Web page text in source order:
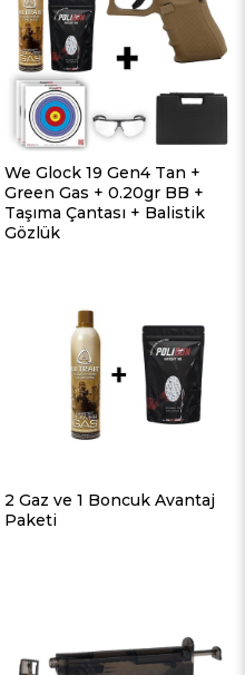
We Glock 19 Gen4 Tan +
Green Gas + 0.20gr BB +
Taşıma Çantası + Balistik
Gözlük
2 Gaz ve 1 Boncuk Avantaj
Paketi